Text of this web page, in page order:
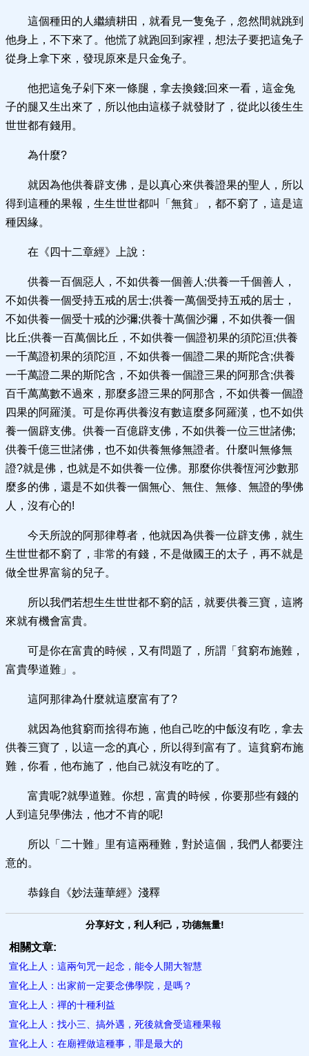
這個種田的人繼續耕田，就看見一隻兔子，忽然間就跳到
他身上，不下來了。他慌了就跑回到家裡，想法子要把這兔子
從身上拿下來，發現原來是只金兔子。
他把這兔子剁下來一條腿，拿去換錢;回來一看，這金兔
子的腿又生出來了，所以他由這樣子就發財了，從此以後生生
世世都有錢用。
為什麼?
就因為他供養辟支佛，是以真心來供養證果的聖人，所以
得到這種的果報，生生世世都叫「無貧」，都不窮了，這是這
種因緣。
在《四十二章經》上說：
供養一百個惡人，不如供養一個善人;供養一千個善人，
不如供養一個受持五戒的居士;供養一萬個受持五戒的居士，
不如供養一個受十戒的沙彌;供養十萬個沙彌，不如供養一個
比丘;供養一百萬個比丘，不如供養一個證初果的須陀洹;供養
一千萬證初果的須陀洹，不如供養一個證二果的斯陀含;供養
一千萬證二果的斯陀含，不如供養一個證三果的阿那含;供養
百千萬萬數不過來，那麼多證三果的阿那含，不如供養一個證
四果的阿羅漢。可是你再供養沒有數這麼多阿羅漢，也不如供
養一個辟支佛。供養一百億辟支佛，不如供養一位三世諸佛;
供養千億三世諸佛，也不如供養無修無證者。什麼叫無修無
證?就是佛，也就是不如供養一位佛。那麼你供養恆河沙數那
麼多的佛，還是不如供養一個無心、無住、無修、無證的學佛
人，沒有心的!
今天所說的阿那律尊者，他就因為供養一位辟支佛，就生
生世世都不窮了，非常的有錢，不是做國王的太子，再不就是
做全世界富翁的兒子。
所以我們若想生生世世都不窮的話，就要供養三寶，這將
來就有機會富貴。
可是你在富貴的時候，又有問題了，所謂「貧窮布施難，
富貴學道難」。
這阿那律為什麼就這麼富有了?
就因為他貧窮而捨得布施，他自己吃的中飯沒有吃，拿去
供養三寶了，以這一念的真心，所以得到富有了。這貧窮布施
難，你看，他布施了，他自己就沒有吃的了。
富貴呢?就學道難。你想，富貴的時候，你要那些有錢的
人到這兒學佛法，他才不肯的呢!
所以「二十難」里有這兩種難，對於這個，我們人都要注
意的。
恭錄自《妙法蓮華經》淺釋
分享好文，利人利己，功德無量!
相關文章:
宣化上人：這兩句咒一起念，能令人開大智慧
宣化上人：出家前一定要念佛學院，是嗎？
宣化上人：禪的十種利益
宣化上人：找小三、搞外遇，死後就會受這種果報
宣化上人：在廟裡做這種事，罪是最大的